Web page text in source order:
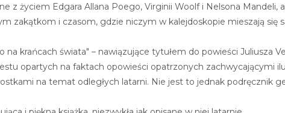
z życiem Edgara Allana Poego, Virginii Woolf i Nelsona Mandeli,
zakątkom i czasom, gdzie niczym w kalejdoskopie mieszają się
na krańcach świata" – nawiązujące tytułem do powieści Juliusza
opartych na faktach opowieści opatrzonych zachwycającymi
na temat odległych latarni. Nie jest to jednak podręcznik